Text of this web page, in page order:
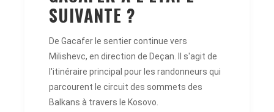
SUIVANTE ?
De Gacafer le sentier continue vers
Milishevc, en direction de Deçan. Il s'agit de
l'itinéraire principal pour les randonneurs qui
parcourent le circuit des sommets des
Balkans à travers le Kosovo.